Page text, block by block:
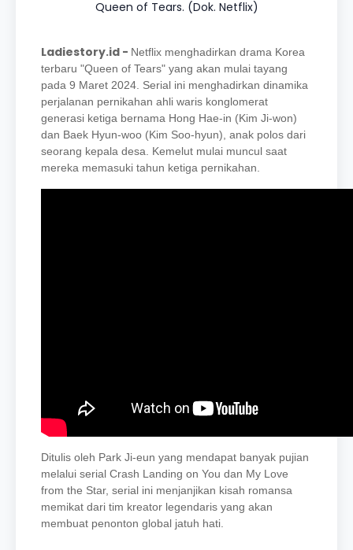
Queen of Tears. (Dok. Netflix)
Ladiestory.id - Netflix menghadirkan drama Korea
terbaru "Queen of Tears" yang akan mulai tayang
pada 9 Maret 2024. Serial ini menghadirkan dinamika
perjalanan pernikahan ahli waris konglomerat
generasi ketiga bernama Hong Hae-in (Kim Ji-won)
dan Baek Hyun-woo (Kim Soo-hyun), anak polos dari
seorang kepala desa. Kemelut mulai muncul saat
mereka memasuki tahun ketiga pernikahan.
Ditulis oleh Park Ji-eun yang mendapat banyak pujian
melalui serial Crash Landing on You dan My Love
from the Star, serial ini menjanjikan kisah romansa
memikat dari tim kreator legendaris yang akan
membuat penonton global jatuh hati.